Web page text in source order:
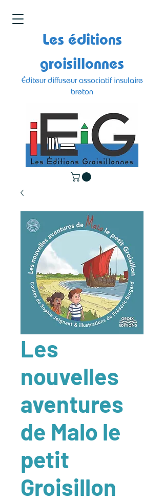
Éditeur diffuseur associatif insulaire
breton
Les éditions
groisillonnes
Les
nouvelles
aventures
de Malo le
petit
Groisillon